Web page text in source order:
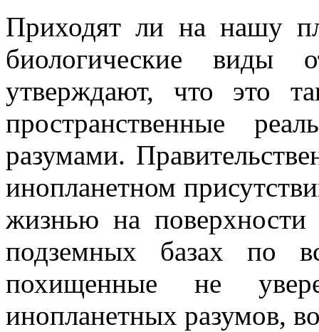
Приходят ли на нашу
биологические виды
утверждают, что это
пространственные
разумами.
инопланетном
жизнью на
подземных базах по
похищенные не
инопланетных разумов,